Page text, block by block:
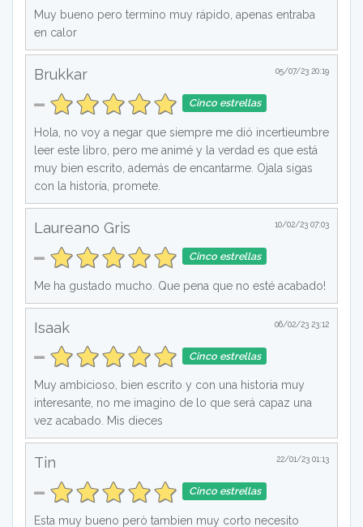
Muy bueno pero termino muy rápido, apenas entraba
en calor
05/07/23 20:19
Brukkar
Cinco estrellas
Hola, no voy a negar que siempre me dió incertieumbre
leer este libro, pero me animé y la verdad es que está
muy bien escrito, además de encantarme. Ojala sigas
con la historía, promete.
10/02/23 07:03
Laureano Gris
Cinco estrellas
Me ha gustado mucho. Que pena que no esté acabado!
06/02/23 23:12
Isaak
Cinco estrellas
Muy ambicioso, bien escrito y con una historia muy
interesante, no me imagino de lo que será capaz una
vez acabado. Mis dieces
22/01/23 01:13
Tin
Cinco estrellas
Esta muy bueno però tambien muy corto necesito